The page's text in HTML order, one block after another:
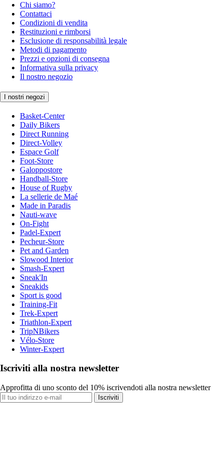
Chi siamo?
Contattaci
Condizioni di vendita
Restituzioni e rimborsi
Esclusione di responsabilità legale
Metodi di pagamento
Prezzi e opzioni di consegna
Informativa sulla privacy
Il nostro negozio
I nostri negozi
Basket-Center
Daily Bikers
Direct Running
Direct-Volley
Espace Golf
Foot-Store
Galoppostore
Handball-Store
House of Rugby
La sellerie de Maé
Made in Paradis
Nauti-wave
On-Fight
Padel-Expert
Pecheur-Store
Pet and Garden
Slowood Interior
Smash-Expert
Sneak'In
Sneakids
Sport is good
Training-Fit
Trek-Expert
Triathlon-Expert
TripNBikers
Vélo-Store
Winter-Expert
Iscriviti alla nostra newsletter
Approfitta di uno sconto del 10% iscrivendoti alla nostra newsletter
Iscriviti